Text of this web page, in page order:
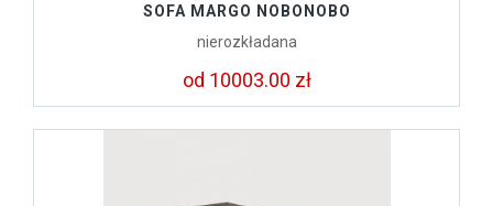
SOFA MARGO NOBONOBO
nierozkładana
od 10003.00 zł